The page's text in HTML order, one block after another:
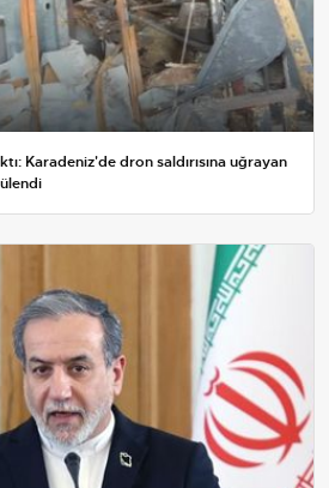
Karadeniz'de dron saldırısına uğrayan